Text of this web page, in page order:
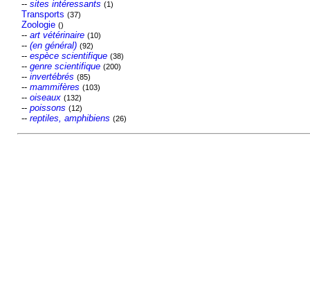
-- sites intéressants (1)
Transports (37)
Zoologie ()
-- art vétérinaire (10)
-- (en général) (92)
-- espèce scientifique (38)
-- genre scientifique (200)
-- invertébrés (85)
-- mammifères (103)
-- oiseaux (132)
-- poissons (12)
-- reptiles, amphibiens (26)